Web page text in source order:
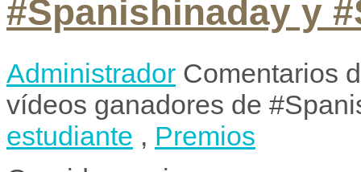
#Spanishinaday y
Administrador Comentarios
vídeos ganadores de
estudiante , Premios